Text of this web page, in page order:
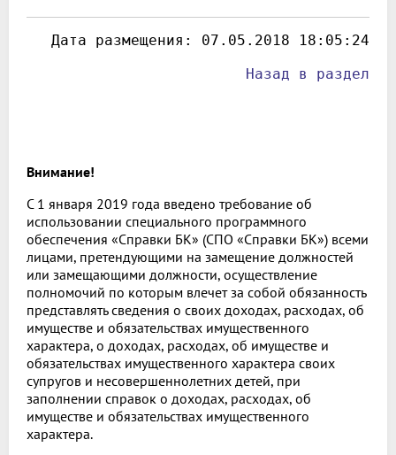
Дата размещения: 07.05.2018 18:05:24
Назад в раздел
Внимание!
С 1 января 2019 года введено требование об
использовании специального программного
обеспечения «Справки БК» (СПО «Справки БК») всеми
лицами, претендующими на замещение должностей
или замещающими должности, осуществление
полномочий по которым влечет за собой обязанность
представлять сведения о своих доходах, расходах, об
имуществе и обязательствах имущественного
характера, о доходах, расходах, об имуществе и
обязательствах имущественного характера своих
супругов и несовершеннолетних детей, при
заполнении справок о доходах, расходах, об
имуществе и обязательствах имущественного
характера.